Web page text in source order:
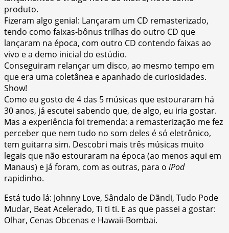
produto.
Fizeram algo genial: Lançaram um CD remasterizado,
tendo como faixas-bônus trilhas do outro CD que
lançaram na época, com outro CD contendo faixas ao
vivo e a demo inicial do estúdio.
Conseguiram relançar um disco, ao mesmo tempo em
que era uma coletânea e apanhado de curiosidades.
Show!
Como eu gosto de 4 das 5 músicas que estouraram há
30 anos, já escutei sabendo que, de algo, eu iria gostar.
Mas a experiência foi tremenda: a remasterização me fez
perceber que nem tudo no som deles é só eletrônico,
tem guitarra sim. Descobri mais três músicas muito
legais que não estouraram na época (ao menos aqui em
Manaus) e já foram, com as outras, para o iPod
rapidinho.
Está tudo lá: Johnny Love, Sândalo de Dãndi, Tudo Pode
Mudar, Beat Acelerado, Ti ti ti. E as que passei a gostar:
Olhar, Cenas Obcenas e Hawaii-Bombai.